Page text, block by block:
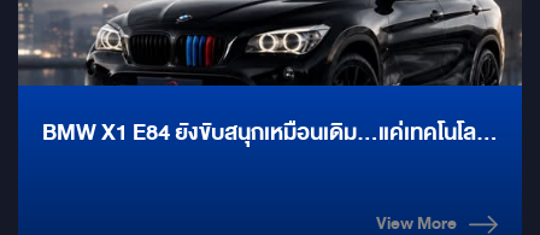
BMW X1 E84 ยังขับสนุกเหมือนเดิม…แค่เทคโนโลยี
View More